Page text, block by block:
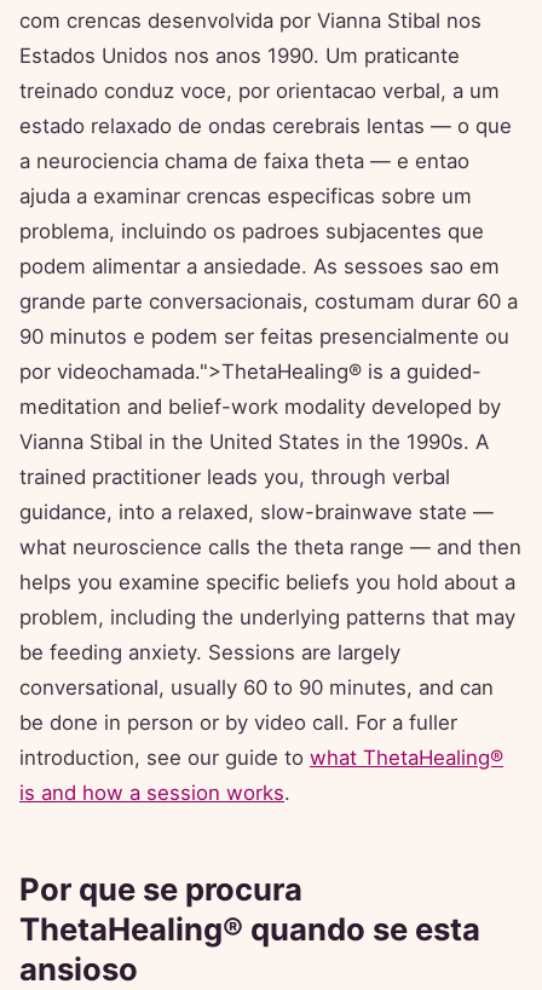
com crencas desenvolvida por Vianna Stibal nos
Estados Unidos nos anos 1990. Um praticante
treinado conduz voce, por orientacao verbal, a um
estado relaxado de ondas cerebrais lentas — o que
a neurociencia chama de faixa theta — e entao
ajuda a examinar crencas especificas sobre um
problema, incluindo os padroes subjacentes que
podem alimentar a ansiedade. As sessoes sao em
grande parte conversacionais, costumam durar 60 a
90 minutos e podem ser feitas presencialmente ou
por videochamada.">ThetaHealing® is a guided-
meditation and belief-work modality developed by
Vianna Stibal in the United States in the 1990s. A
trained practitioner leads you, through verbal
guidance, into a relaxed, slow-brainwave state —
what neuroscience calls the theta range — and then
helps you examine specific beliefs you hold about a
problem, including the underlying patterns that may
be feeding anxiety. Sessions are largely
conversational, usually 60 to 90 minutes, and can
be done in person or by video call. For a fuller
introduction, see our guide to what ThetaHealing®
is and how a session works.
Por que se procura
ThetaHealing® quando se esta
ansioso